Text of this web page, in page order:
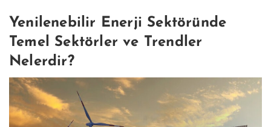
Yenilenebilir Enerji Sektöründe
Temel Sektörler ve Trendler
Nelerdir?